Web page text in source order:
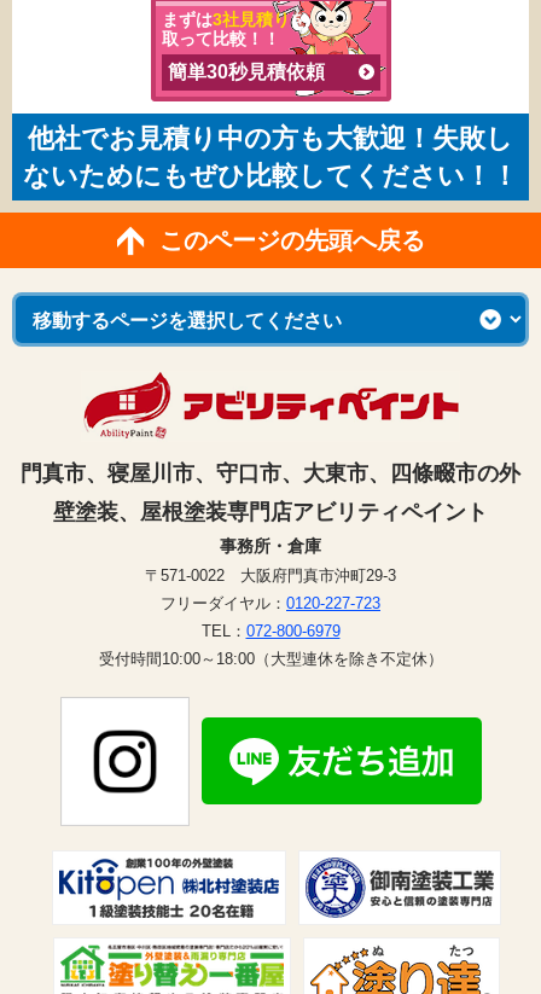
まずは3社見積りを
取って比較！！
簡単30秒見積依頼
他社でお見積り中の方も大歓迎！失敗し
ないためにもぜひ比較してください！！
このページの先頭へ戻る
門真市、寝屋川市、守口市、大東市、四條畷市の外
壁塗装、屋根塗装専門店アビリティペイント
事務所・倉庫
〒571-0022 大阪府門真市沖町29-3
フリーダイヤル： 0120-227-723
TEL： 072-800-6979
受付時間10:00～18:00（大型連休を除き不定休）